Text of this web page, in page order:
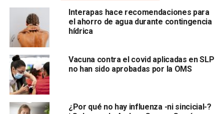
.
Hasta ahora, la epidemia ha dejado 170 personas muertas
y más de 7 mil 900 casos registrados en todo el mundo.
Interapas hace recomendaciones para
el ahorro de agua durante contingencia
hídrica
Vacuna contra el covid aplicadas en SLP
no han sido aprobadas por la OMS
¿Por qué no hay influenza -ni sincicial-?